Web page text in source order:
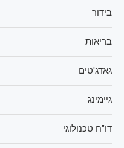
בידור
בריאות
גאדג'טים
גיימינג
דו"ח טכנולוגי